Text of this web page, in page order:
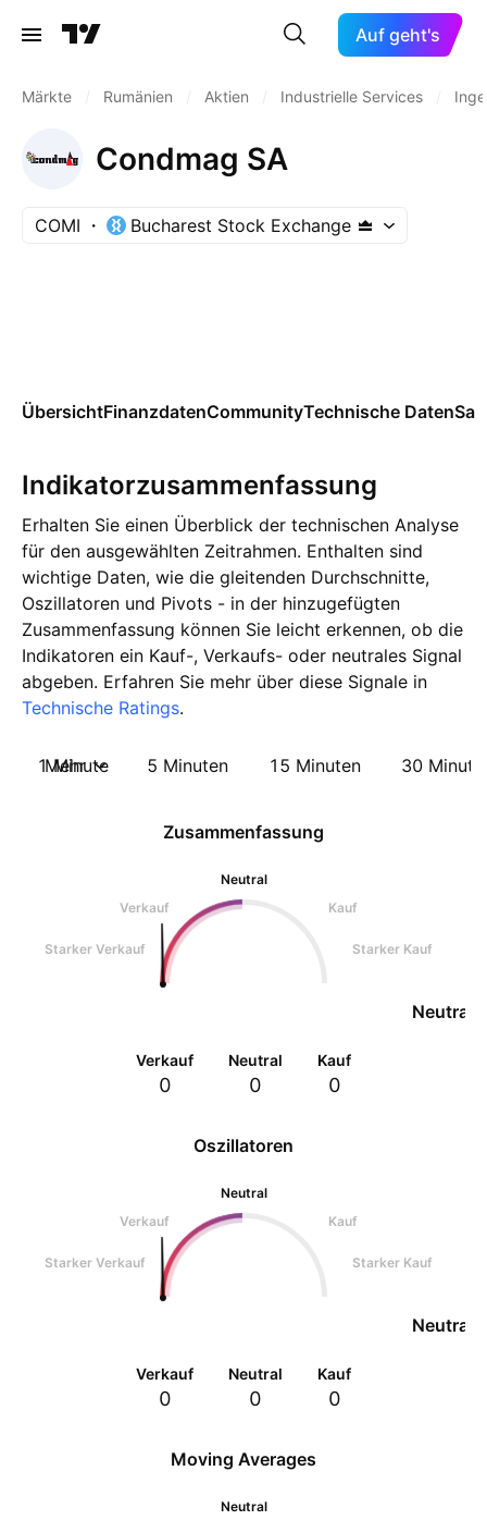
Auf geht's
Märkte Rumänien Aktien Industrielle Services
Condmag SA
COMI Bucharest Stock Exchange
ÜbersichtFinanzdatenCommunityTechnische Daten
Indikatorzusammenfassung
Erhalten Sie einen Überblick der technischen Analyse
für den ausgewählten Zeitrahmen. Enthalten sind
wichtige Daten, wie die gleitenden Durchschnitte,
Oszillatoren und Pivots - in der hinzugefügten
Zusammenfassung können Sie leicht erkennen, ob die
Indikatoren ein Kauf-, Verkaufs- oder neutrales Signal
abgeben. Erfahren Sie mehr über diese Signale in
Technische Ratings.
1 Minute 5 Minuten 15 Minuten 30
Mehr
Oszillatoren
Neutral
Verkauf
Kauf
Starker Verkauf Starker Kauf
Neutral
Verkauf
0
Neutral
0
Kauf
0
Zusammenfassung
Neutral
Verkauf
Kauf
Starker Verkauf Starker Kauf
Neutral
Verkauf
0
Neutral
0
Kauf
0
Moving Averages
Neutral